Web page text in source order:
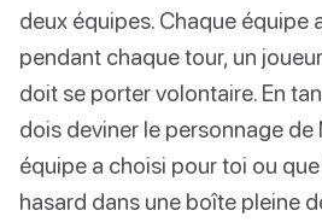
deux équipes. Chaque équipe
pendant chaque tour, un
doit se porter volontaire. En
dois deviner le personnage de
équipe a choisi pour toi ou
hasard dans une boîte pleine